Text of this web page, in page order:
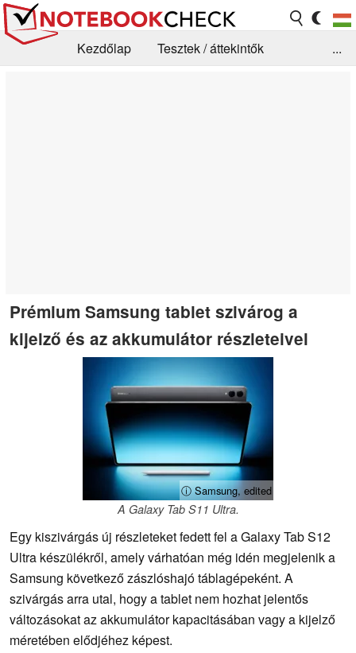
Kezdőlap
Tesztek / áttekintők
...
Prémium Samsung tablet szivárog a
kijelző és az akkumulátor részleteivel
ⓘ Samsung, edited
A Galaxy Tab S11 Ultra.
Egy kiszivárgás új részleteket fedett fel a Galaxy Tab S12
Ultra készülékről, amely várhatóan még idén megjelenik a
Samsung következő zászlóshajó táblagépeként. A
szivárgás arra utal, hogy a tablet nem hozhat jelentős
változásokat az akkumulátor kapacitásában vagy a kijelző
méretében elődjéhez képest.